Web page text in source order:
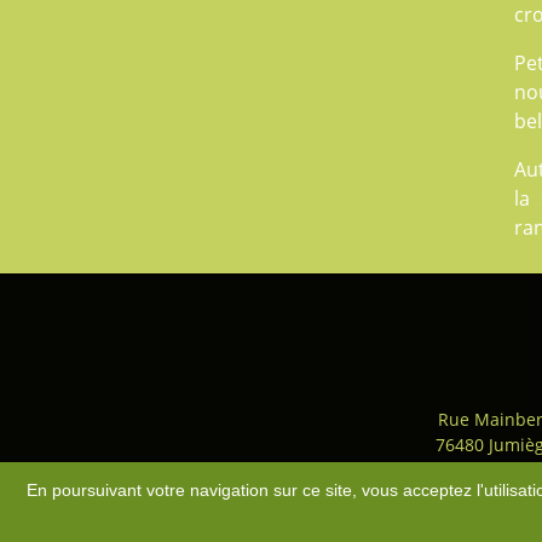
la
Rue
76480
Accès-Plan du site-
En poursuivant votre navigation sur ce site, vous acceptez